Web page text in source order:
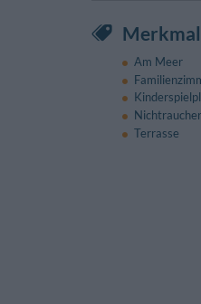
Am Meer
Terrasse